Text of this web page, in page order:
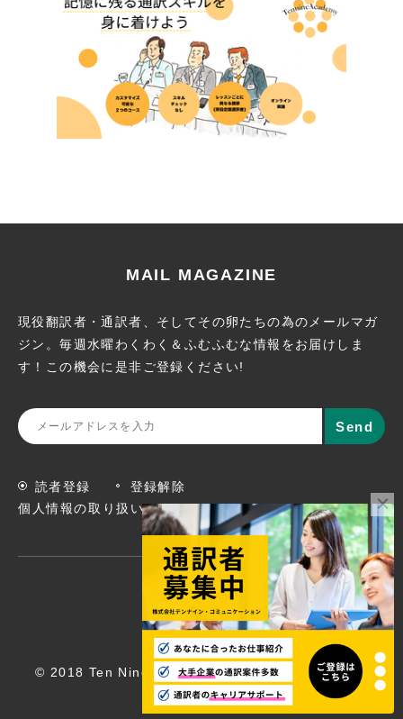
MAIL MAGAZINE
現役翻訳者・通訳者、そしてその卵たちの為のメールマガ
ジン。毎週水曜わくわく＆ふむふむな情報をお届けしま
す！この機会に 是非ご登録ください!
読者登録
登録解除
個人情報の取り扱いについて
© 2018 Ten Nine Communications, Inc. All rights
reserved.